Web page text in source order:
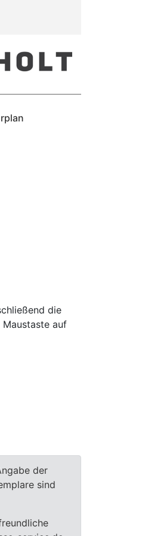
die
auf
der
sind